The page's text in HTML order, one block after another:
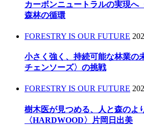
カーボンニュートラルの実現へ
森林の循環
FORESTRY IS OUR FUTURE
小さく強く、持続可能な林業の
チェンソーズ〉の挑戦
FORESTRY IS OUR FUTURE
樹木医が見つめる、人と森のよ
〈HARDWOOD〉片岡日出美